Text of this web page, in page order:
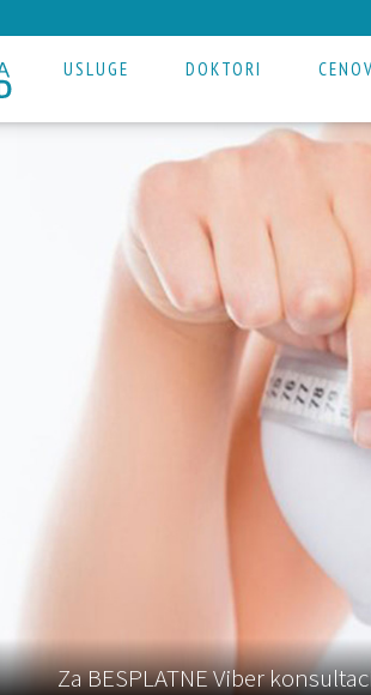
USLUGE DOKTORI
Za BESPLATNE Viber